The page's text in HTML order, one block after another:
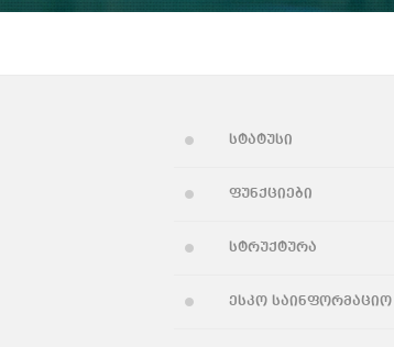
სტატუსი
ფუნქციები
სტრუქტურა
ესკო საინფორმაციო